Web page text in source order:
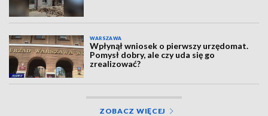
WARSZAWA
Wpłynął wniosek o pierwszy urzędomat.
Pomysł dobry, ale czy uda się go
zrealizować?
ZOBACZ WIĘCEJ